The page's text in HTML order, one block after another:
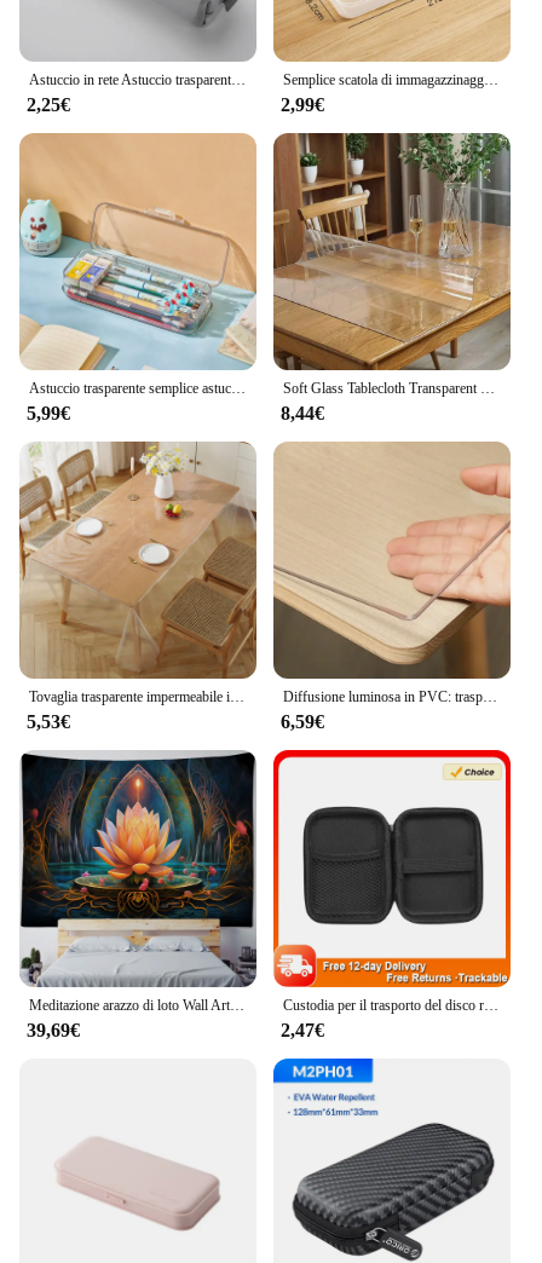
orologio is the perfect choice for watchmakers and
hobbyists seeking a reliable and stylish upgrade.
Astuccio in rete Astuccio trasparente per penne Astuccio carino semplice estetico Organizzatore Materiale scolastico per ufficio per cancelleria per studenti
2,25€
Semplice scatola di immagazzinaggio di grande capacità astuccio multifunzione trasparente organizzatore da tavolo in plastica per studenti
2,99€
5,99€ 8,44€
5,53€
Diffusione luminosa in PVC: trasparente, non colpita dall'acqua, adatta per tutti i giorni
6,59€
39,69€
Custodia per il trasporto del disco rigido da 2.5 pollici antiurto in EVA custodia per il trasporto del disco rigido da 2.5 "materiale di superficie EVA + PU
2,47€